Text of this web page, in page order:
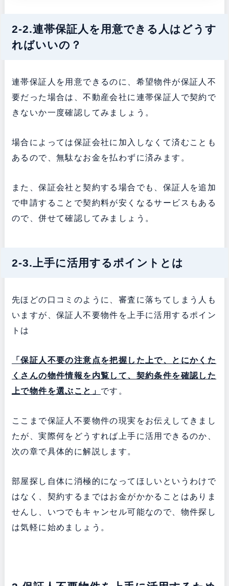
2-2.連帯保証人を用意できる人はどうす
ればいいの？
連帯保証人を用意できるのに、希望物件が保証人不
要だった場合は、不動産会社に連帯保証人で契約で
きないか一度確認してみましょう。
場合によっては保証会社に加入しなくて済むことも
あるので、無駄なお金を払わずに済みます。
また、保証会社と契約する場合でも、保証人を追加
で申請することで契約料が安くなるサービスもある
ので、併せて確認してみましょう。
2-3.上手に活用するポイントとは
先ほどの口コミのように、審査に落ちてしまう人も
いますが、保証人不要物件を上手に活用するポイン
トは
「保証人不要の注意点を把握した上で、とにかくた
くさんの物件情報を内覧して、契約条件を確認した
上で物件を選ぶこと」 です。
ここまで保証人不要物件の現実をお伝えしてきまし
たが、実際何をどうすれば上手に活用できるのか、
次の章で具体的に解説します。
部屋探し自体に消極的になってほしいというわけで
はなく、契約するまではお金がかかることはありま
せんし、いつでもキャンセル可能なので、物件探し
は気軽に始めましょう。